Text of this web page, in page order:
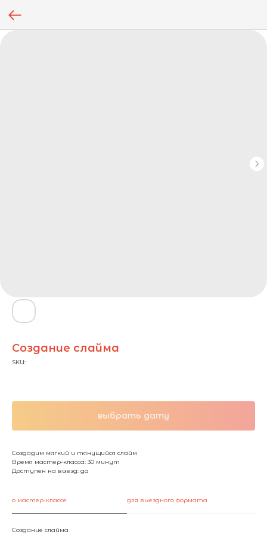
Создание слайма
SKU:
выбрать дату
Создадим мягкий и тянущийся слайм
Время мастер-класса: 30 минут
Доступен на выезд: да
о мастер-классе для выездного формата
Создание слайма